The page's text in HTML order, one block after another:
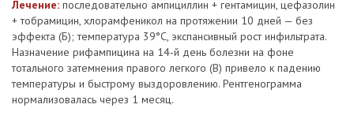
Лечение: последовательно ампициллин + гентамицин, цефазолин
+ тобрамицин, хлорамфеникол на протяжении 10 дней — без
эффекта (Б); температура 39°С, экспансивный рост инфильтрата.
Назначение рифампицина на 14-й день болезни на фоне
тотального затемнения правого легкого (В) привело к падению
температуры и быстрому выздоровлению. Рентгенограмма
нормализовалась через 1 месяц.